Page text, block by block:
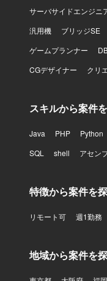
サーバサイドエンジニ
汎用機
ブリッジSE
ゲームプランナー
CGデザイナー
クリ
スキルから案件
Java PHP Python
SQL
shell アセン
特徴から案件を
リモート可 週1勤務
地域から案件を